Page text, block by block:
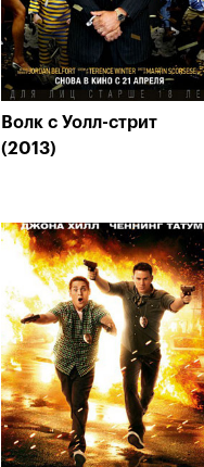
Волк с Уолл-стрит
(2013)